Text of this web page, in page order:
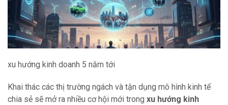
xu hướng kinh doanh 5 năm tới
Khai thác các thị trường ngách và tận dụng mô hình kinh tế
chia sẻ sẽ mở ra nhiều cơ hội mới trong xu hướng kinh